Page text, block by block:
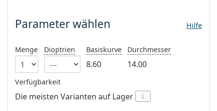
Prada
Alle Marken
Parameter wählen Hilfe
Menge Dioptrien Basiskurve
8.60
Durchmesser
14.00
Verfügbarkeit
Die meisten Varianten auf Lager i